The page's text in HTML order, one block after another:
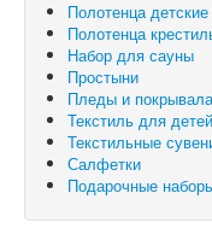
Полотенца детские
Полотенца
Набор для сауны
Простыни
Пледы и покрывала
Текстиль для детей
Текстильные
Салфетки
Подарочные